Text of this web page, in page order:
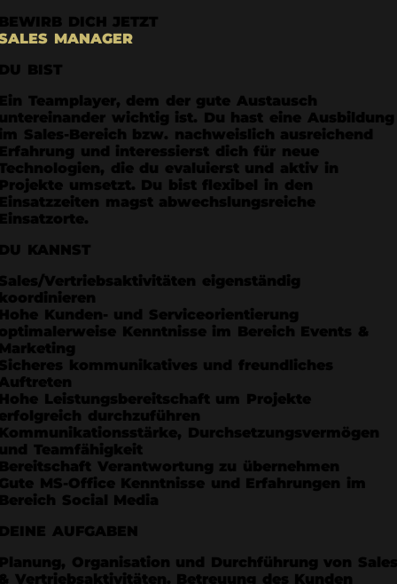
DICH JETZT
MANAGER
BIST
Teamplayer, dem der gute Austausch
wichtig ist. Du hast eine Ausbildung
Sales-Bereich bzw. nachweislich ausreichend
und interessierst dich für neue
die du evaluierst und aktiv in
umsetzt. Du bist flexibel in den
magst abwechslungsreiche
KANNST
Vertriebsaktivitäten eigenständig
Kunden- und Serviceorientierung
Kenntnisse im Bereich Events &
kommunikatives und freundliches
Leistungsbereitschaft um Projekte
durchzuführen
Durchsetzungsvermögen
Teamfähigkeit
Verantwortung zu übernehmen
MS-Office Kenntnisse und Erfahrungen im
Social Media
AUFGABEN
Organisation und Durchführung von
Vertriebsaktivitäten. Betreuung des Kunden